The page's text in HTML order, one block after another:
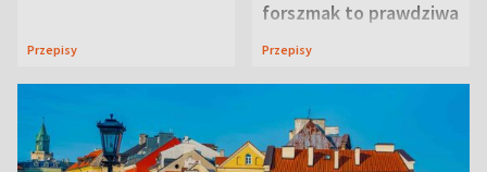
Przepisy
forszmak to prawdziwa
uczta
Przepisy